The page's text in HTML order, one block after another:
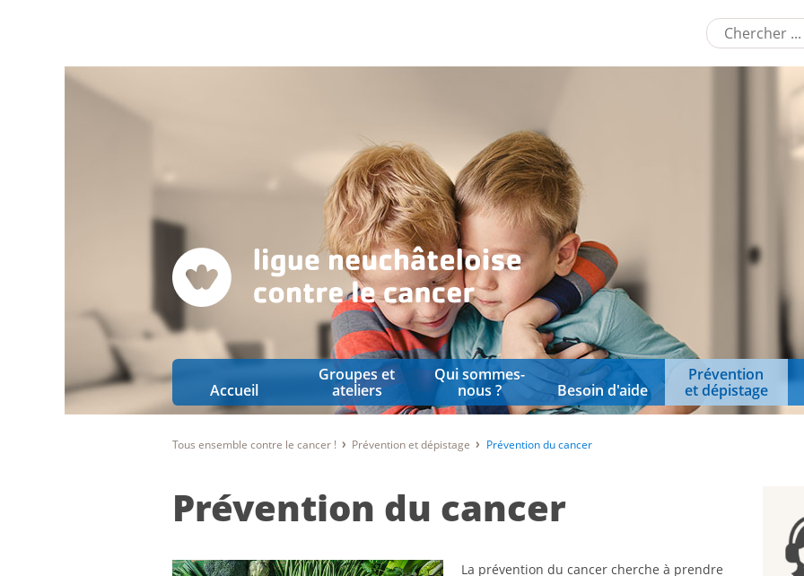
Accueil
Groupes et
ateliers
Qui sommes-
nous ?
Besoin d'aide
Prévention
et dépistage
Tous ensemble contre le cancer ! Prévention et dépistage Prévention du cancer
Prévention du cancer
La prévention du cancer cherche à prendre